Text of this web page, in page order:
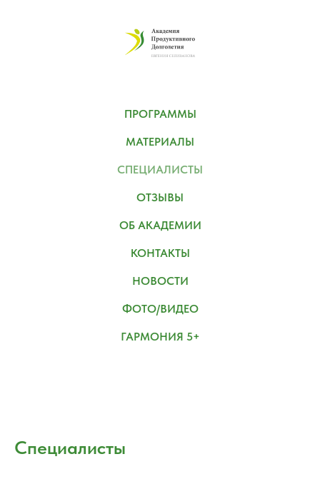
ПРОГРАММЫ
МАТЕРИАЛЫ
СПЕЦИАЛИСТЫ
ОТЗЫВЫ
ОБ АКАДЕМИИ
КОНТАКТЫ
НОВОСТИ
ФОТО/ВИДЕО
ГАРМОНИЯ 5+
Специалисты